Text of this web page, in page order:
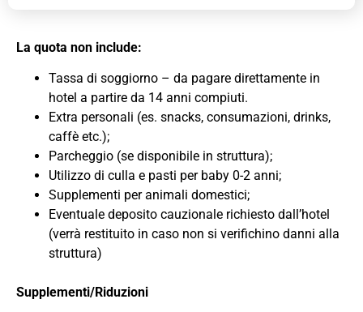
La quota non include:
Tassa di soggiorno – da pagare direttamente in
hotel a partire da 14 anni compiuti.
Extra personali (es. snacks, consumazioni, drinks,
caffè etc.);
Parcheggio (se disponibile in struttura);
Utilizzo di culla e pasti per baby 0-2 anni;
Supplementi per animali domestici;
Eventuale deposito cauzionale richiesto dall’hotel
(verrà restituito in caso non si verifichino danni alla
struttura)
Supplementi/Riduzioni